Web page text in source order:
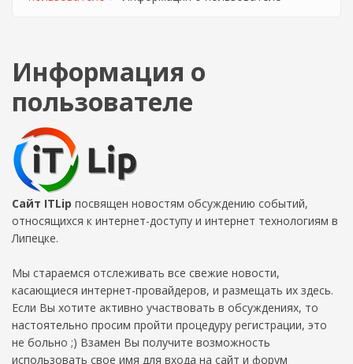
Информация о
пользователе
Сайт ITLip посвящен новостям обсуждению событий,
относящихся к интернет-доступу и интернет технологиям в
Липецке.
Мы стараемся отслеживать все свежие новости,
касающиеся интернет-провайдеров, и размещать их здесь.
Если Вы хотите активно участвовать в обсуждениях, то
настоятельно просим пройти процедуру регистрации, это
не больно ;) Взамен Вы получите возможность
использовать свое имя для входа на сайт и форум